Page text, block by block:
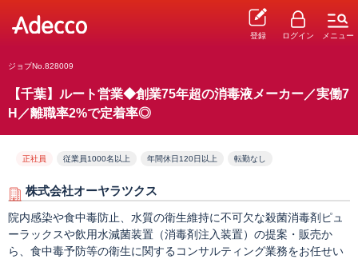
登録 ログイン メニュー
ジョブNo.828009
【千葉】ルート営業◆創業75年超の消毒液メーカー／実働7
H／離職率2%で定着率◎
正社員 従業員1000名以上 年間休日120日以上 転勤なし
株式会社オーヤラツクス
院内感染や食中毒防止、水質の衛生維持に不可欠な殺菌消毒剤ピュ
ーラックスや飲用水減菌装置（消毒剤注入装置）の提案・販売か
ら、食中毒予防等の衛生に関するコンサルティング業務をお任せい